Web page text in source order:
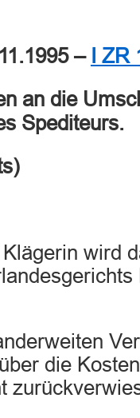
–
I
an die
Spediteurs.
wird
die